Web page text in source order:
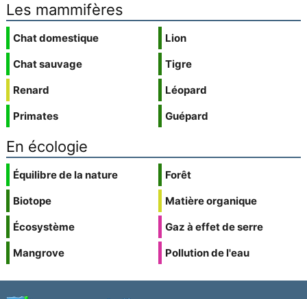
Les mammifères
Chat domestique
Chat sauvage
Renard
Primates
Lion
Tigre
Léopard
Guépard
En écologie
Équilibre de la nature
Biotope
Écosystème
Mangrove
Forêt
Matière organique
Gaz à effet de serre
Pollution de l'eau